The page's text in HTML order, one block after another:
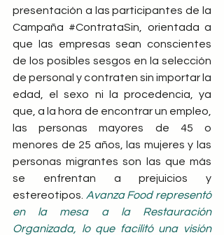
presentación a las participantes de la
Campaña #ContrataSin , orientada a
que las empresas sean conscientes
de los posibles sesgos en la selección
de personal y contraten sin importar la
edad, el sexo ni la procedencia, ya
que, a la hora de encontrar un empleo,
las personas mayores de 45 o
menores de 25 años, las mujeres y las
personas migrantes son las que más
se enfrentan a prejuicios y
estereotipos. Avanza Food representó
en la mesa a la Restauración
Organizada, lo que facilitó una visión